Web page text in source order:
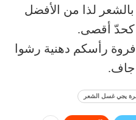
لذا من الأفضل
كحدّ أقصى.
فروة رأسكم دهنية رشوا
جاف.
يجي غسل الشعر